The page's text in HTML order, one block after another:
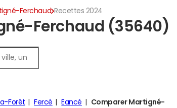
Ferchaud Recettes 2024
Ferchaud (35640)
Forêt Fercé Eancé
Comparer Martigné-